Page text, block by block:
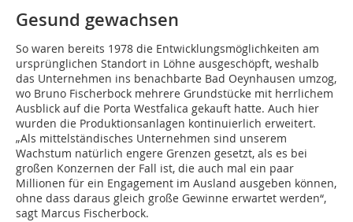
Gesund gewachsen
So waren bereits 1978 die Entwicklungsmöglichkeiten am
ursprünglichen Standort in Löhne ausgeschöpft, weshalb
das Unternehmen ins benachbarte Bad Oeynhausen umzog,
wo Bruno Fischerbock mehrere Grundstücke mit herrlichem
Ausblick auf die Porta Westfalica gekauft hatte. Auch hier
wurden die Produktionsanlagen kontinuierlich erweitert.
„Als mittelständisches Unternehmen sind unserem
Wachstum natürlich engere Grenzen gesetzt, als es bei
großen Konzernen der Fall ist, die auch mal ein paar
Millionen für ein Engagement im Ausland ausgeben können,
ohne dass daraus gleich große Gewinne erwartet werden“,
sagt Marcus Fischerbock.